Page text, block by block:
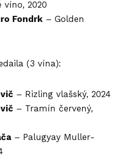
víno, 2020
Fondrk – Golden
(3 vína):
– Rizling vlašský, 2024
– Tramín červený,
– Palugyay Muller-